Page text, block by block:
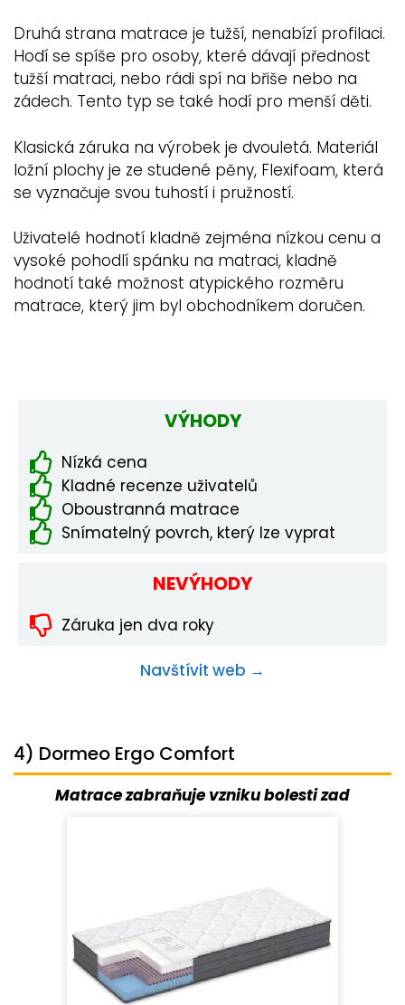
Druhá strana matrace je tužší, nenabízí profilaci.
Hodí se spíše pro osoby, které dávají přednost
tužší matraci, nebo rádi spí na břiše nebo na
zádech. Tento typ se také hodí pro menší děti.
Klasická záruka na výrobek je dvouletá. Materiál
ložní plochy je ze studené pěny, Flexifoam, která
se vyznačuje svou tuhostí i pružností.
Uživatelé hodnotí kladně zejména nízkou cenu a
vysoké pohodlí spánku na matraci, kladně
hodnotí také možnost atypického rozměru
matrace, který jim byl obchodníkem doručen.
VÝHODY
Nízká cena
Kladné recenze uživatelů
Oboustranná matrace
Snímatelný povrch, který lze vyprat
NEVÝHODY
Záruka jen dva roky
Navštívit web →
4) Dormeo Ergo Comfort
Matrace zabraňuje vzniku bolesti zad